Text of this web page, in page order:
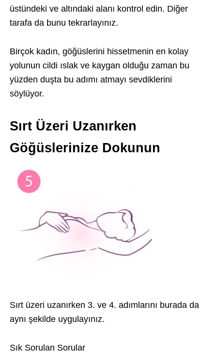
üstündeki ve altındaki alanı kontrol edin. Diğer
tarafa da bunu tekrarlayınız.
Birçok kadın, göğüslerini hissetmenin en kolay
yolunun cildi ıslak ve kaygan olduğu zaman bu
yüzden duşta bu adımı atmayı sevdiklerini
söylüyor.
Sırt Üzeri Uzanırken
Göğüslerinize Dokunun
Sırt üzeri uzanırken 3. ve 4. adımlarını burada da
aynı şekilde uygulayınız.
Sık Sorulan Sorular